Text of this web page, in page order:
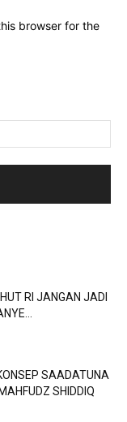
browser for the
RI JANGAN JADI
SAADATUNA
SHIDDIQ